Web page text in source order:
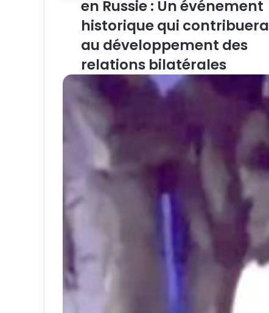
en Russie : Un événement
historique qui contribuera
au développement des
relations bilatérales